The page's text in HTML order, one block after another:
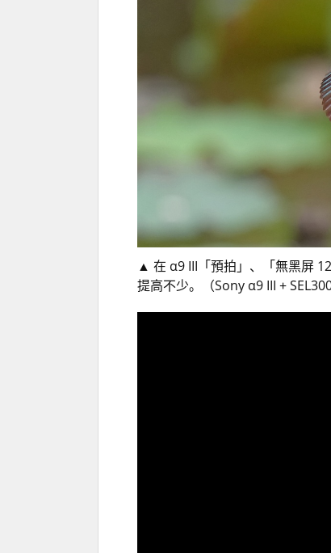
▲ 在 α9 III「預拍」、「無黑屏
提高不少。（Sony α9 III +